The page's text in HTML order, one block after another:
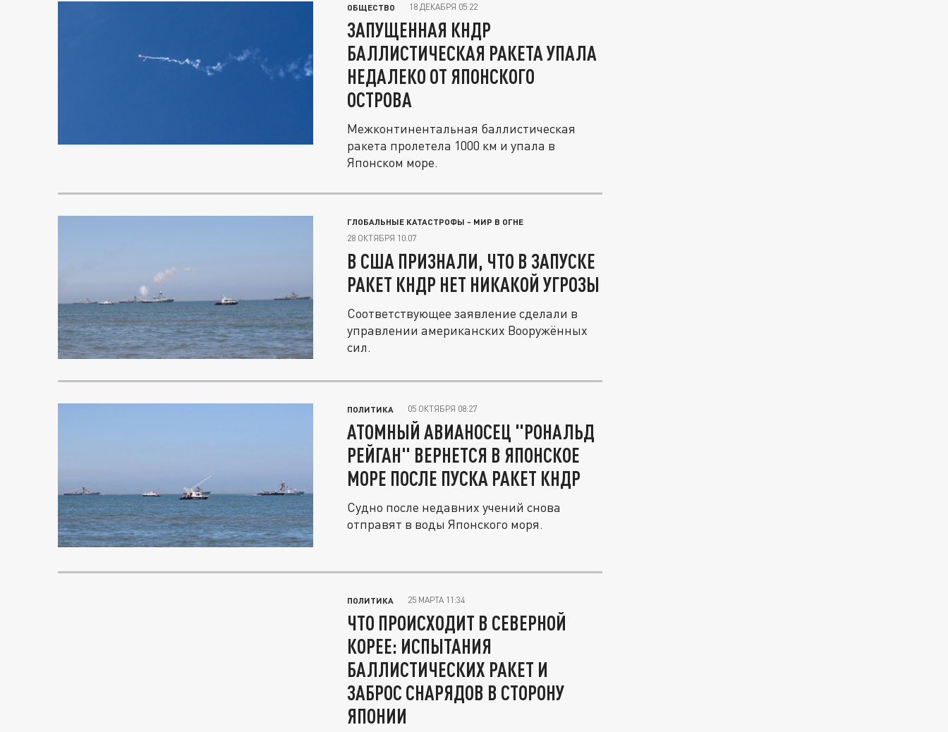
ОБЩЕСТВО 18 ДЕКАБРЯ 05:22
ЗАПУЩЕННАЯ КНДР
БАЛЛИСТИЧЕСКАЯ РАКЕТА УПАЛА
НЕДАЛЕКО ОТ ЯПОНСКОГО
ОСТРОВА
Межконтинентальная баллистическая
ракета пролетела 1000 км и упала в
Японском море.
ГЛОБАЛЬНЫЕ КАТАСТРОФЫ - МИР В ОГНЕ
28 ОКТЯБРЯ 10:07
В США ПРИЗНАЛИ, ЧТО В ЗАПУСКЕ
РАКЕТ КНДР НЕТ НИКАКОЙ УГРОЗЫ
Соответствующее заявление сделали в
управлении американских Вооружённых
сил.
ПОЛИТИКА 05 ОКТЯБРЯ 08:27
АТОМНЫЙ АВИАНОСЕЦ "РОНАЛЬД
РЕЙГАН" ВЕРНЕТСЯ В ЯПОНСКОЕ
МОРЕ ПОСЛЕ ПУСКА РАКЕТ КНДР
Судно после недавних учений снова
отправят в воды Японского моря.
ПОЛИТИКА 25 МАРТА 11:34
ЧТО ПРОИСХОДИТ В СЕВЕРНОЙ
КОРЕЕ: ИСПЫТАНИЯ
БАЛЛИСТИЧЕСКИХ РАКЕТ И
ЗАБРОС СНАРЯДОВ В СТОРОНУ
ЯПОНИИ